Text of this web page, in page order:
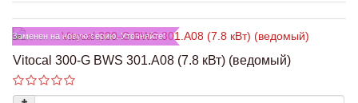
Заменен на новую серию. Уточняйте!
Vitocal 300-G BWS 301.A08 (7.8 кВт) (ведомый)